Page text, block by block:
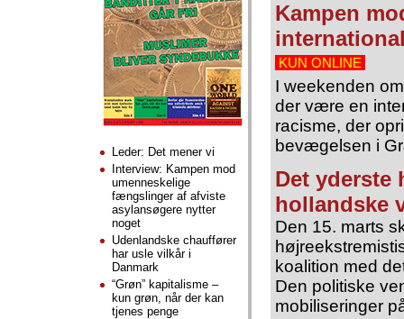
Kampen
KUN ONLINE
I weekenden
der være en
racisme, der
bevægelsen i
Det yderste
hollandske
Den 15. marts
koalition med
Den politiske
mobiliseringer
Leder: Det mener vi
Interview: Kampen mod
umenneskelige
fængslinger af afviste
asylansøgere nytter
noget
Udenlandske chauffører
har usle vilkår i
Danmark
“Grøn” kapitalisme –
kun grøn, når der kan
tjenes penge